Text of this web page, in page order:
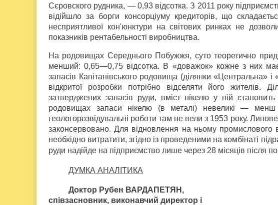
Сєровского рудника, — 0,93 відсотка. З 2011 року
відійшло за борги консорціуму кредиторів, що
несприятливої кон'юнктури на світових ринках не
показників рентабельності виробництва.
На родовищах Середнього Побужжя, суто теоретично
менший: 0,65—0,75 відсотка. В «доважок» кожне з них
запасів Капітанівського родовища (ділянки «Центральна»
відкритої розробки потрібно відселяти його
затверджених запасів руди, вміст нікелю у ній
родовищах запаси нікелю (в металі) невеликі —
геологорозвідувальні роботи там не вели з 1953 року.
законсервовано. Для відновлення на ньому промислового
необхідно витратити, згідно із проведеними на комбінаті
руди надійде на підприємство лише через 28 місяців після
ДУМКА АНАЛІТИКА
Доктор Рубен ВАРДАПЕТЯН,
співзасновник, виконавчий директор і